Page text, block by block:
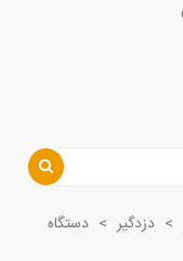
> دزدگیر > دستگاه